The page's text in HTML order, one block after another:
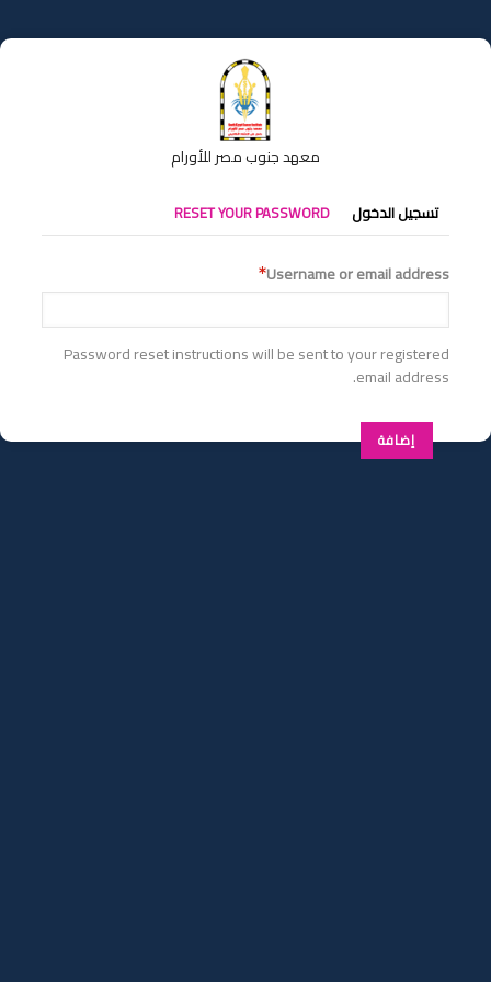
إلى
المحتوى
معهد جنوب مصر للأورام
التبويبات
الأساسية
تسجيل الدخول RESET YOUR PASSWORD
Username or email address
Password reset instructions will be sent to your registered
email address.